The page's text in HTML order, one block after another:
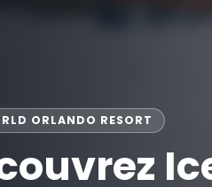
ORLANDO RESORT